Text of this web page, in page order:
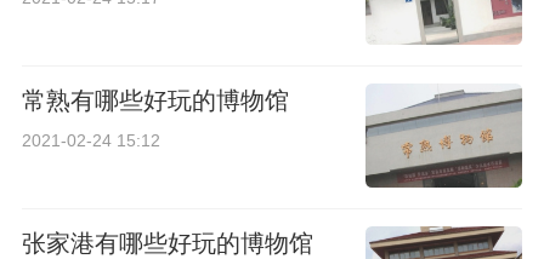
常熟有哪些好玩的博物馆
2021-02-24 15:12
张家港有哪些好玩的博物馆